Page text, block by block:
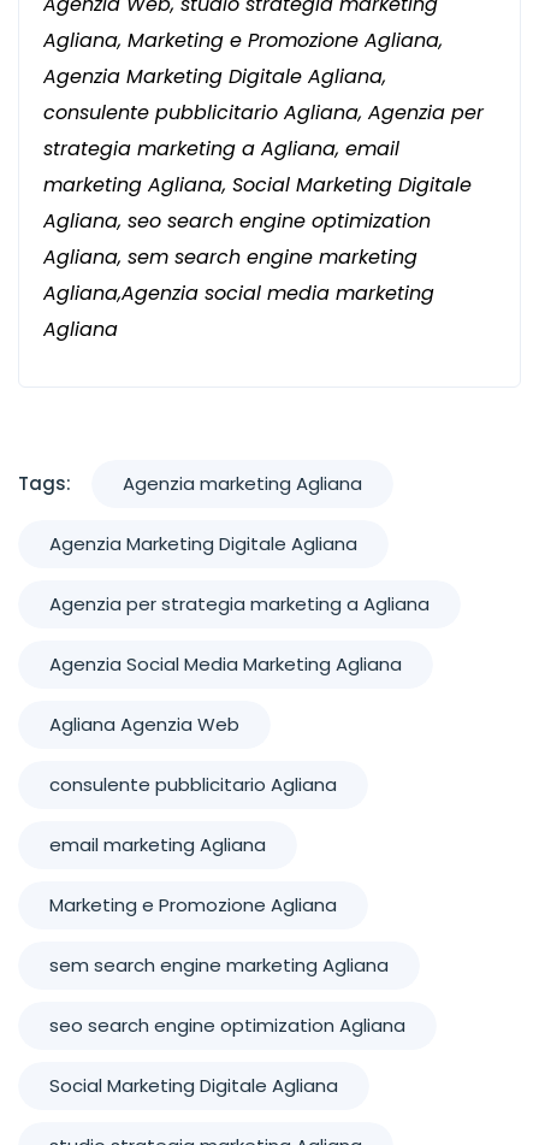
Agliana, Marketing e Promozione Agliana,
Agenzia Marketing Digitale Agliana,
consulente pubblicitario Agliana, Agenzia per
strategia marketing a Agliana, email
marketing Agliana, Social Marketing Digitale
Agliana, seo search engine optimization
Agliana, sem search engine marketing
Agliana,Agenzia social media marketing
Agliana
Tags: Agenzia marketing Agliana
Agenzia Marketing Digitale Agliana
Agenzia per strategia marketing a Agliana
Agenzia Social Media Marketing Agliana
Agliana Agenzia Web
consulente pubblicitario Agliana
email marketing Agliana
Marketing e Promozione Agliana
sem search engine marketing Agliana
seo search engine optimization Agliana
Social Marketing Digitale Agliana